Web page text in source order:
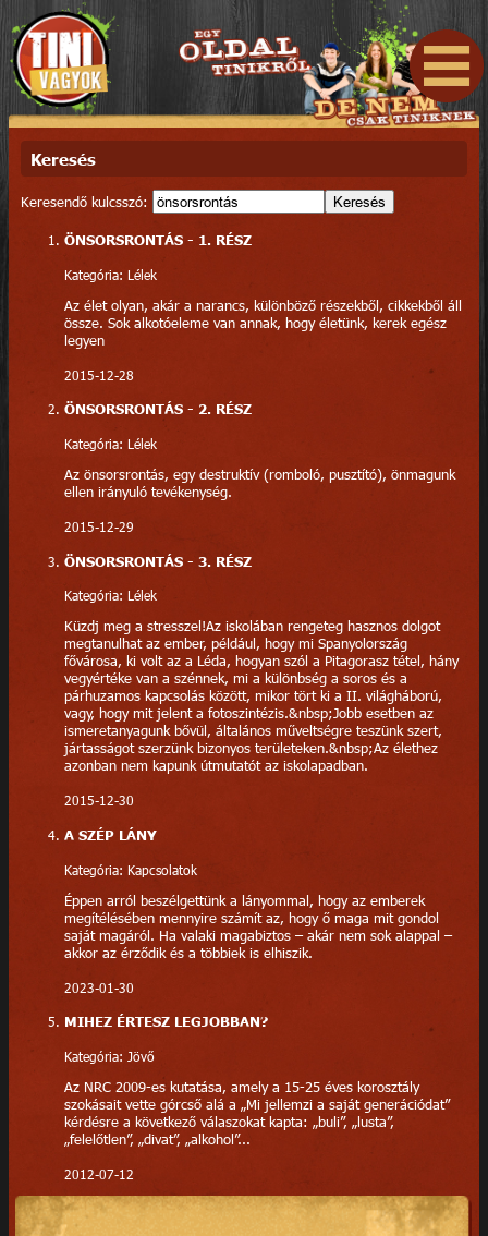
Keresés
Keresendő kulcsszó: Keresés
ÖNSORSRONTÁS - 1. RÉSZ
Kategória: Lélek
Az élet olyan, akár a narancs, különböző részekből, cikkekből áll
össze. Sok alkotóeleme van annak, hogy életünk, kerek egész
legyen
2015-12-28
ÖNSORSRONTÁS - 2. RÉSZ
Kategória: Lélek
Az önsorsrontás, egy destruktív (romboló, pusztító), önmagunk
ellen irányuló tevékenység.
2015-12-29
ÖNSORSRONTÁS - 3. RÉSZ
Kategória: Lélek
Küzdj meg a stresszel!Az iskolában rengeteg hasznos dolgot
megtanulhat az ember, például, hogy mi Spanyolország
fővárosa, ki volt az a Léda, hogyan szól a Pitagorasz tétel, hány
vegyértéke van a szénnek, mi a különbség a soros és a
párhuzamos kapcsolás között, mikor tört ki a II. világháború,
vagy, hogy mit jelent a fotoszintézis.&nbsp;Jobb esetben az
ismeretanyagunk bővül, általános műveltségre teszünk szert,
jártasságot szerzünk bizonyos területeken.&nbsp;Az élethez
azonban nem kapunk útmutatót az iskolapadban.
2015-12-30
A SZÉP LÁNY
Kategória: Kapcsolatok
Éppen arról beszélgettünk a lányommal, hogy az emberek
megítélésében mennyire számít az, hogy ő maga mit gondol
saját magáról. Ha valaki magabiztos – akár nem sok alappal –
akkor az érződik és a többiek is elhiszik.
2023-01-30
MIHEZ ÉRTESZ LEGJOBBAN?
Kategória: Jövő
Az NRC 2009-es kutatása, amely a 15-25 éves korosztály
szokásait vette górcső alá a „Mi jellemzi a saját generációdat”
kérdésre a következő válaszokat kapta: „buli”, „lusta”,
„felelőtlen”, „divat”, „alkohol”...
2012-07-12